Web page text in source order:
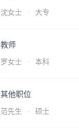
沈女士 · 大专
教师
罗女士 · 本科
其他职位
范先生 · 硕士